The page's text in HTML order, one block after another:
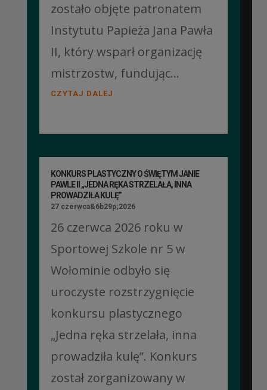
zostało objęte patronatem
Instytutu Papieża Jana Pawła
II, który wsparł organizację
mistrzostw, fundując...
CZYTAJ DALEJ
KONKURS PLASTYCZNY O ŚWIĘTYM JANIE
PAWLE II „JEDNA RĘKA STRZELAŁA, INNA
PROWADZIŁA KULĘ”
27 czerwca&6b29p;2026
26 czerwca 2026 roku w
Sportowej Szkole nr 5 w
Wołominie odbyło się
uroczyste rozstrzygnięcie
konkursu plastycznego
„Jedna ręka strzelała, inna
prowadziła kulę”. Konkurs
został zorganizowany w